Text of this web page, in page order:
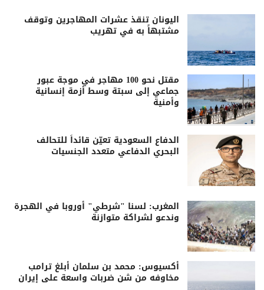
اليونان تنقذ عشرات المهاجرين وتوقف
مشتبهاً به في تهريب
مقتل نحو 100 مهاجر في موجة عبور
جماعي إلى سبتة وسط أزمة إنسانية
وأمنية
الدفاع السعودية تعيّن قائداً للتحالف
البحري الدفاعي متعدد الجنسيات
المغرب: لسنا "شرطي" أوروبا في الهجرة
وندعو لشراكة متوازنة
أكسيوس: محمد بن سلمان أبلغ ترامب
مخاوفه من شن ضربات واسعة على إيران